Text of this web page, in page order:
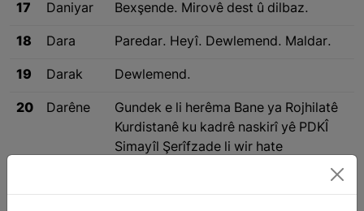
17 Daniyar Bexşende. Mirovê dest û dilbaz.
18 Dara Paredar. Heyî. Dewlemend. Maldar.
19 Darak Dewlemend.
20 Darêne
Gundek e li herêma Bane ya Rojhilatê
Kurdistanê ku kadrê naskirî yê PDKÎ
Simayîl Şerîfzade li wir hate